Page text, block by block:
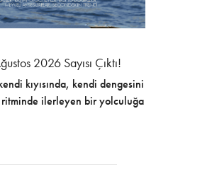
2026 Sayısı Çıktı!
kıyısında, kendi dengesini
ilerleyen bir yolculuğa